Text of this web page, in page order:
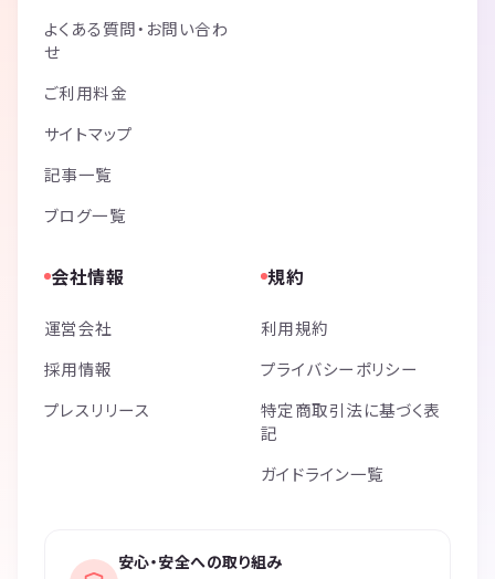
よくある質問・お問い合わ
せ
ご利用料金
サイトマップ
記事一覧
ブログ一覧
会社情報
運営会社
採用情報
プレスリリース
規約
利用規約
プライバシーポリシー
特定商取引法に基づく表
記
ガイドライン一覧
安心・安全への取り組み